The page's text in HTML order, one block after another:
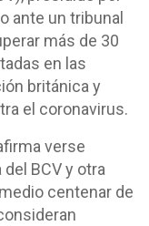
ante un tribunal
más de 30
en las
británica y
el coronavirus.
verse
BCV y otra
centenar de